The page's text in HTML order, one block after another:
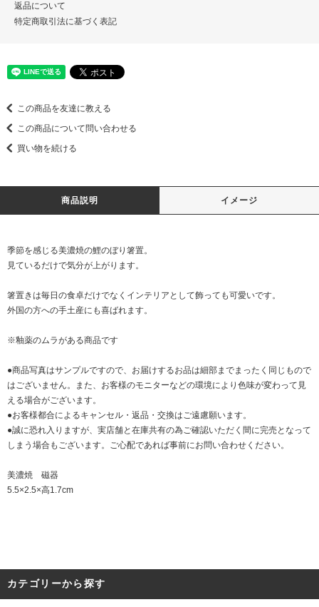
返品について
特定商取引法に基づく表記
この商品を友達に教える
この商品について問い合わせる
買い物を続ける
商品説明 イメージ
季節を感じる美濃焼の鯉のぼり箸置。
見ているだけで気分が上がります。
箸置きは毎日の食卓だけでなくインテリアとして飾っても可愛いです。
外国の方への手土産にも喜ばれます。
※釉薬のムラがある商品です
●商品写真はサンプルですので、お届けするお品は細部までまったく同じもので
はございません。また、お客様のモニターなどの環境により色味が変わって見
える場合がございます。
●お客様都合によるキャンセル・返品・交換はご遠慮願います。
●誠に恐れ入りますが、実店舗と在庫共有の為ご確認いただく間に完売となって
しまう場合もございます。ご心配であれば事前にお問い合わせください。
美濃焼 磁器
5.5×2.5×高1.7cm
カテゴリーから探す